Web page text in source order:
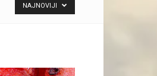
NAJNOVIJI